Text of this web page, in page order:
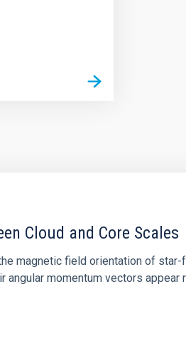
Cloud and Core Scales
magnetic field orientation of
momentum vectors